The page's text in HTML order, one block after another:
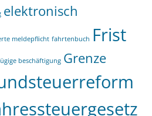
elektronisch
meldepflicht fahrtenbuch Frist
beschäftigung Grenze